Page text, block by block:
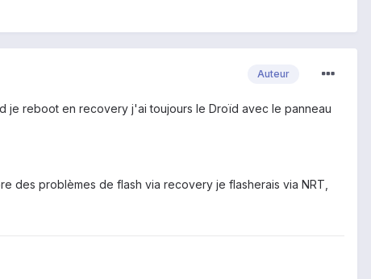
Auteur
je reboot en recovery j'ai toujours le Droïd avec le panneau
des problèmes de flash via recovery je flasherais via NRT,